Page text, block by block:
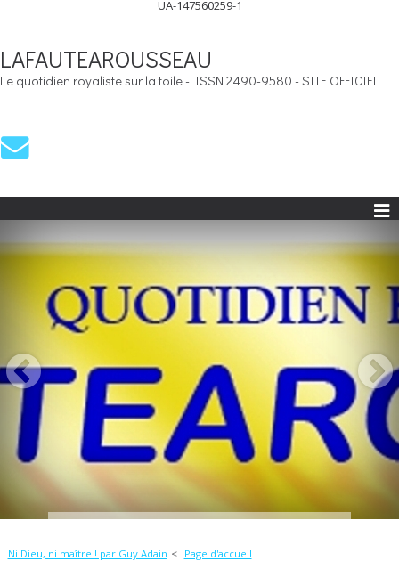
UA-147560259-1
LAFAUTEAROUSSEAU
Le quotidien royaliste sur la toile - ISSN 2490-9580 - SITE OFFICIEL
Ni Dieu, ni maître ! par Guy Adain
Page d'accueil